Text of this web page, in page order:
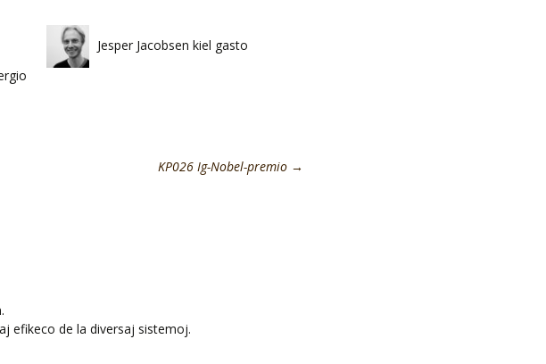
Jesper Jacobsen kiel gasto
KP026 Ig-Nobel-premio →
efikeco de la diversaj sistemoj.